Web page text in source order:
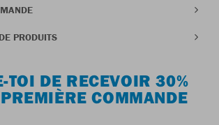
PRODUITS
TOI DE RECEVOIR 30%
COMMANDE